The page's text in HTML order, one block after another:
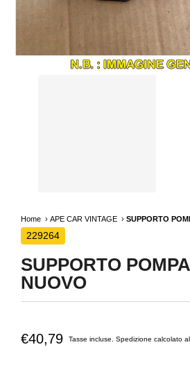
Home APE CAR VINTAGE SUPPORTO
229264
SUPPORTO
NUOVO
€40,79 Tasse incluse. Spedizione calcolato